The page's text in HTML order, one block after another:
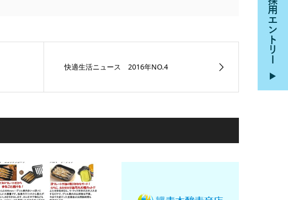
快適生活ニュース 2016年NO.4